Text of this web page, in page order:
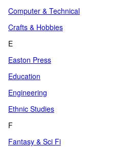
Computer & Technical
Crafts & Hobbies
E
Easton Press
Education
Engineering
Ethnic Studies
F
Fantasy & Sci Fi